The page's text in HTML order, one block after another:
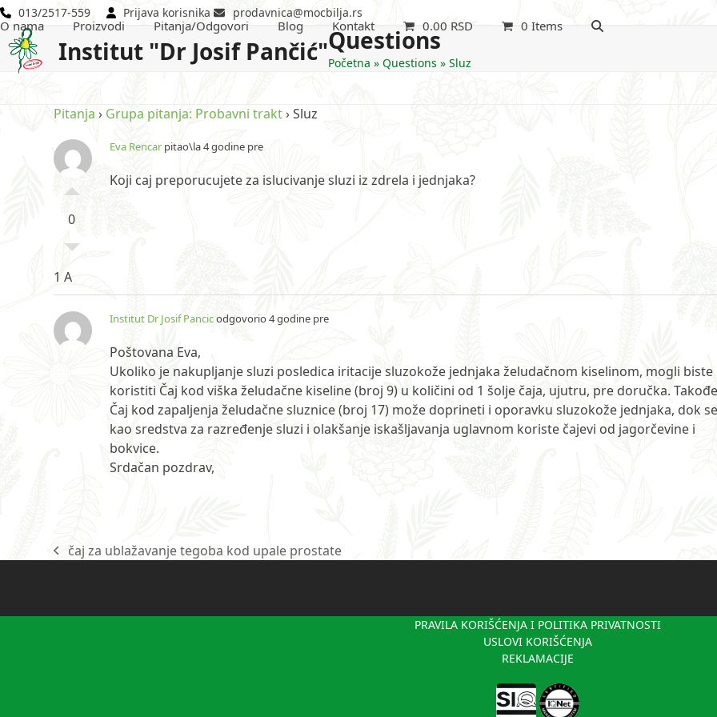
Skip
to
content
013/2517-559 Prijava korisnika prodavnica@mocbilja.rs
Institut "Dr Josif Pančić"
O nama Proizvodi Pitanja/Odgovori Blog Kontakt 0.00 RSD 0 Items
Questions
Početna » Questions » Sluz
Pitanja › Grupa pitanja: Probavni trakt›Sluz
0
Eva Rencar pitao\la 4 godine pre
Koji caj preporucujete za islucivanje sluzi iz zdrela i jednjaka?
1 A
Institut Dr Josif Pancicodgovorio 4 godine pre
Poštovana Eva,
Ukoliko je nakupljanje sluzi posledica iritacije sluzokože jednjaka želudačnom kiselinom, mogli biste
koristiti Čaj kod viška želudačne kiseline (broj 9) u količini od 1 šolje čaja, ujutru, pre doručka. Takođe
Čaj kod zapaljenja želudačne sluznice (broj 17) može doprineti i oporavku sluzokože jednjaka, dok se
kao sredstva za razređenje sluzi i olakšanje iskašljavanja uglavnom koriste čajevi od jagorčevine i
bokvice.
Srdačan pozdrav,
previous
čaj za ublažavanje tegoba kod upale prostate
PRAVILA KORIŠĆENJA I POLITIKA PRIVATNOSTI
USLOVI KORIŠĆENJA
REKLAMACIJE